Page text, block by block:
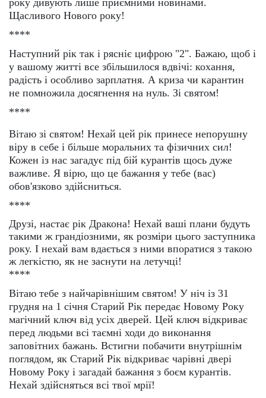
року дивують лише приємними новинами.
Щасливого Нового року!
****
Наступний рік так і рясніє цифрою "2". Бажаю, щоб і
у вашому житті все збільшилося вдвічі: кохання,
радість і особливо зарплатня. А криза чи карантин
не помножила досягнення на нуль. Зі святом!
****
Вітаю зі святом! Нехай цей рік принесе непорушну
віру в себе і більше моральних та фізичних сил!
Кожен із нас загадує під бій курантів щось дуже
важливе. Я вірю, що це бажання у тебе (вас)
обов'язково здійсниться.
****
Друзі, настає рік Дракона! Нехай ваші плани будуть
такими ж грандіозними, як розміри цього заступника
року. І нехай вам вдається з ними впоратися з такою
ж легкістю, як не заснути на летучці!
****
Вітаю тебе з найчарівнішим святом! У ніч із 31
грудня на 1 січня Старий Рік передає Новому Року
магічний ключ від усіх дверей. Цей ключ відкриває
перед людьми всі таємні ходи до виконання
заповітних бажань. Встигни побачити внутрішнім
поглядом, як Старий Рік відкриває чарівні двері
Новому Року і загадай бажання з боєм курантів.
Нехай здійсняться всі твої мрії!